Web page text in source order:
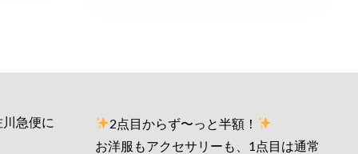
急便に
2点目からず〜っと半額！
お洋服もアクセサリーも、1点目は通常